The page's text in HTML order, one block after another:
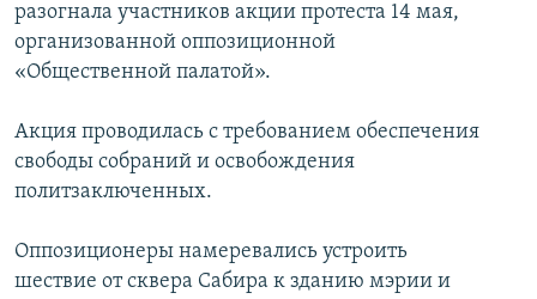
XƏBƏR BÜLLETENLƏRIMIZ
разогнала участников акции протеста 14 мая,
организованной оппозиционной
«Общественной палатой».
Акция проводилась с требованием обеспечения
свободы собраний и освобождения
политзаключенных.
Оппозиционеры намеревались устроить
шествие от сквера Сабира к зданию мэрии и